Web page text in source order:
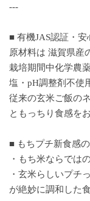
---
■ 有機JAS認証・安
原材料は 滋賀県産
栽培期間中化学農
塩・pH調整剤不使
従来の玄米ご飯の
ともっちり食感を
■ もちプチ新食感
・もち米ならでは
・玄米らしいプチ
が絶妙に調和した